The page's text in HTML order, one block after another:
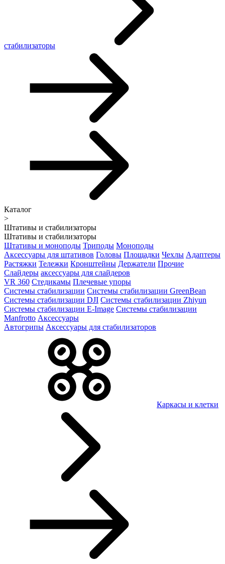
стабилизаторы
Каталог
>
Штативы и стабилизаторы
Штативы и стабилизаторы
Штативы и моноподы Триподы Моноподы
Аксессуары для штативов Головы Площадки Чехлы Адаптеры
Растяжки Тележки Кронштейны Держатели Прочие
Слайдеры аксессуары для слайдеров
VR 360 Стедикамы Плечевые упоры
Системы стабилизации Системы стабилизации GreenBean
Системы стабилизации DJI Системы стабилизации Zhiyun
Системы стабилизации E-Image Системы стабилизации
Manfrotto Аксессуары
Автогрипы Аксессуары для стабилизаторов
Каркасы и клетки